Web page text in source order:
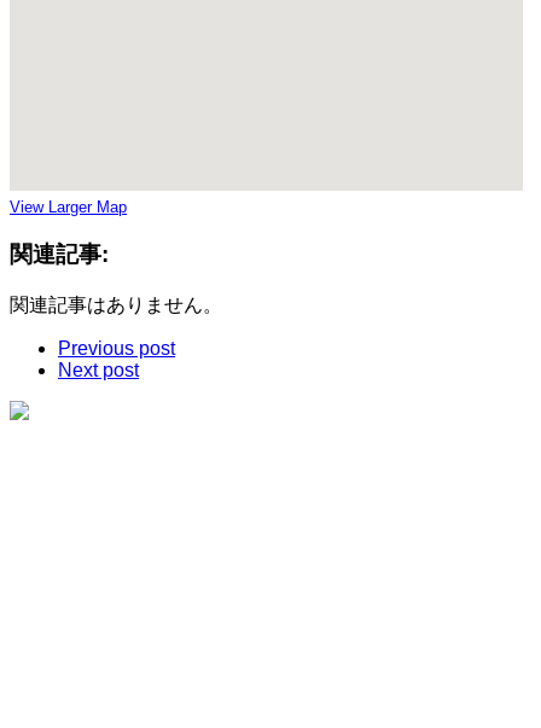
View Larger Map
関連記事:
関連記事はありません。
Previous post
Next post